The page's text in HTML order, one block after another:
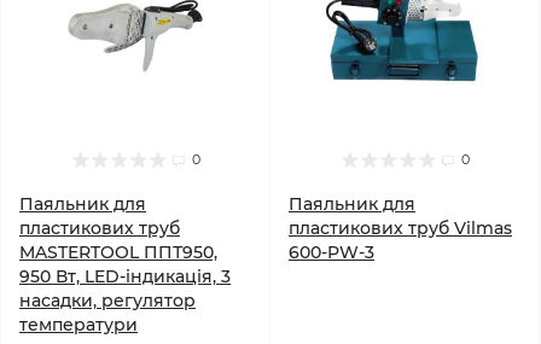
0
Паяльник для
пластикових труб
MASTERTOOL ППТ950,
950 Вт, LED-індикація, 3
насадки, регулятор
температури
0
Паяльник для
пластикових труб Vilmas
600-PW-3